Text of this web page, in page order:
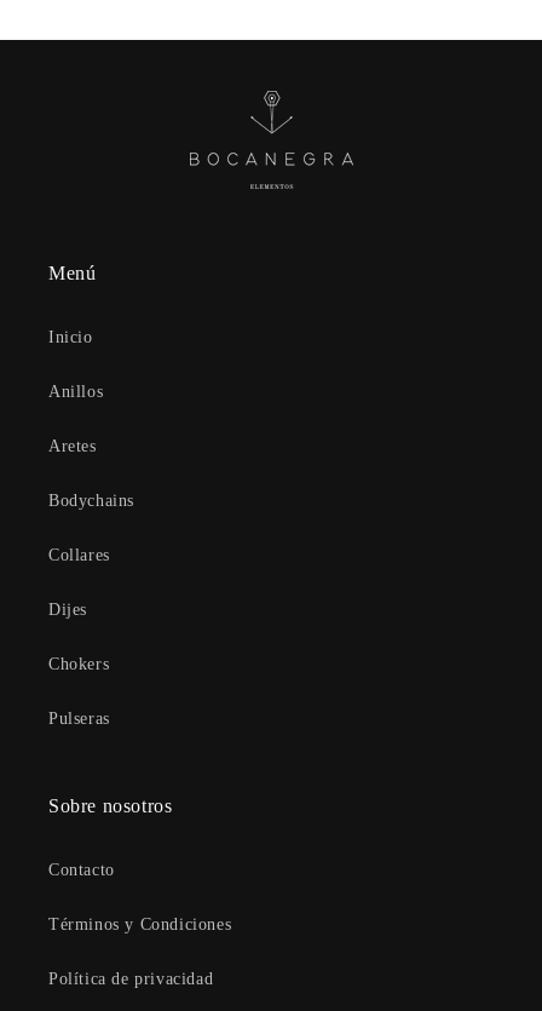
Menú
Inicio
Anillos
Aretes
Bodychains
Collares
Dijes
Chokers
Pulseras
Sobre nosotros
Contacto
Términos y Condiciones
Política de privacidad